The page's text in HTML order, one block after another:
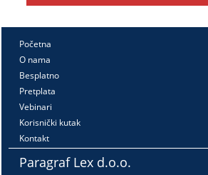
Početna
O nama
Besplatno
Pretplata
Vebinari
Korisnički kutak
Kontakt
Paragraf Lex d.o.o.